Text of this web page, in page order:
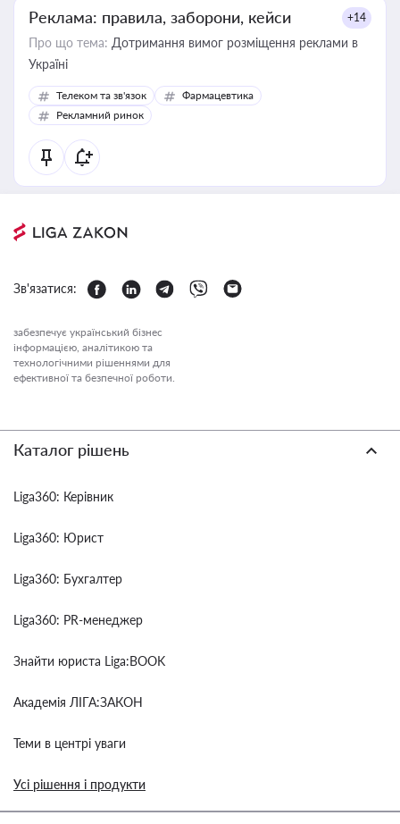
Реклама: правила, заборони, кейси +14
Про що тема: Дотримання вимог розміщення реклами в
Україні
Телеком та зв'язок
Фармацевтика
Рекламний ринок
Зв'язатися:
забезпечує український бізнес
інформацією, аналітикою та
технологічними рішеннями для
ефективної та безпечної роботи.
Каталог рішень
Liga360: Керівник
Liga360: Юрист
Liga360: Бухгалтер
Liga360: PR-менеджер
Знайти юриста Liga:BOOK
Академія ЛІГА:ЗАКОН
Теми в центрі уваги
Усі рішення і продукти